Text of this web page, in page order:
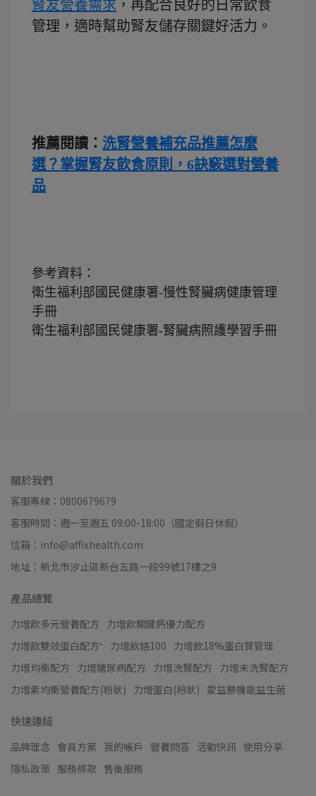
腎友營養需求 ，再配合良好的日常飲食
管理，適時幫助腎友儲存關鍵好活力。
推薦閱讀： 洗腎營養補充品推薦怎麼
選？掌握腎友飲食原則，6訣竅選對營養
品
參考資料：
衛生福利部國民健康署-慢性腎臟病健康管理
手冊
衛生福利部國民健康署-腎臟病照護學習手冊
關於我們
客服專線：0800679679
客服時間：週一至週五 09:00-18:00（國定假日休假）
信箱：info@affixhealth.com
地址：新北市汐止區新台五路一段99號17樓之9
產品總覽
力增飲多元營養配方 力增飲關鍵鈣優力配方
力增飲雙效蛋白配方⁺ 力增飲鉻100 力增飲18%蛋白質管理
力增均衡配方 力增糖尿病配方 力增洗腎配方 力增未洗腎配方
力增素均衡營養配方(粉狀) 力增蛋白(粉狀) 愛益勝機能益生菌
快速連結
品牌理念 會員方案 我的帳戶 營養問答 活動快訊 使用分享
隱私政策 服務條款 售後服務